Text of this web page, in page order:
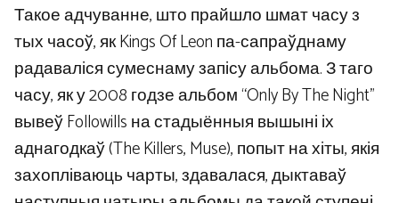
Такое адчуванне, што прайшло шмат часу з
тых часоў, як Kings Of Leon па-сапраўднаму
радаваліся сумеснаму запісу альбома. З таго
часу, як у 2008 годзе альбом “Only By The Night”
вывеў Followills на стадыённыя вышыні іх
аднагодкаў (The Killers, Muse), попыт на хіты, якія
захопліваюць чарты, здавалася, дыктаваў